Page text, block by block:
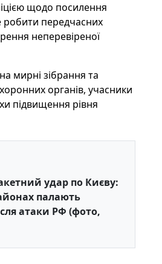
щодо посилення
робити передчасних
неперевіреної
мирні зібрання та
органів, учасники
підвищення рівня
удар по Києву:
палають
атаки РФ (фото,